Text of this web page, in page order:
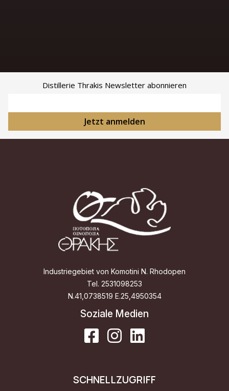
Distillerie Thrakis Newsletter abonnieren
Jetzt anmelden
Industriegebiet von Komotini N. Rhodopen
Tel. 2531098253
Ν.41,0738519 Ε.25,4950354
Soziale Medien
SCHNELLZUGRIFF